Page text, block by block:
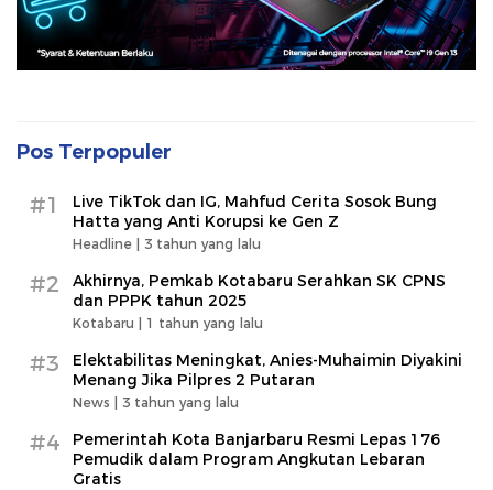
Pos Terpopuler
#1
Live TikTok dan IG, Mahfud Cerita Sosok Bung
Hatta yang Anti Korupsi ke Gen Z
Headline | 3 tahun yang lalu
#2
Akhirnya, Pemkab Kotabaru Serahkan SK CPNS
dan PPPK tahun 2025
Kotabaru | 1 tahun yang lalu
#3
Elektabilitas Meningkat, Anies-Muhaimin Diyakini
Menang Jika Pilpres 2 Putaran
News | 3 tahun yang lalu
#4
Pemerintah Kota Banjarbaru Resmi Lepas 176
Pemudik dalam Program Angkutan Lebaran
Gratis